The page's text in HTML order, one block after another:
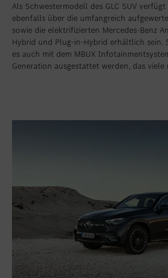
Als Schwestermodell des GLC SUV verfügt
ebenfalls über die umfangreich
sowie die elektrifizierten Mercedes-Benz
Hybrid und Plug-in-Hybrid erhältlich sein.
es auch mit dem MBUX
Generation ausgestattet werden, das